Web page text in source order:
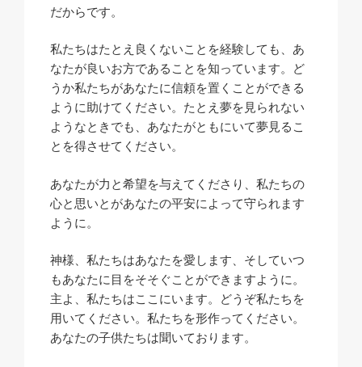
だからです。
私たちはたとえ良くないことを経験しても、あ
なたが良いお方であることを知っています。ど
うか私たちがあなたに信頼を置くことができる
ように助けてください。たとえ夢を見られない
ようなときでも、あなたがともにいて夢見るこ
とを得させてください。
あなたが力と希望を与えてくださり、私たちの
心と思いとがあなたの平安によって守られます
ように。
神様、私たちはあなたを愛します、そしていつ
もあなたに目をそそぐことができますように。
主よ、私たちはここにいます。どうぞ私たちを
用いてください。私たちを形作ってください。
あなたの子供たちは聞いております。